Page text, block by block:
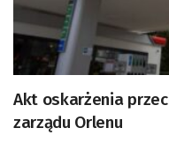
Akt oskarżenia
zarządu Orlenu